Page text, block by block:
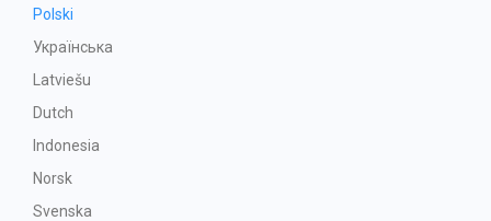
Polski
Українська
Latviešu
Dutch
Indonesia
Norsk
Svenska